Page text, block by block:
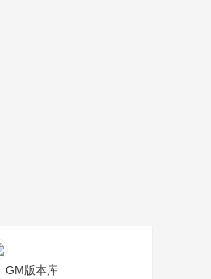
GM版本库